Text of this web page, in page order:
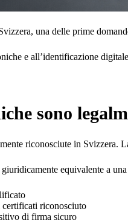
una delle prime
e all’identificazione
sono
riconosciute in Svizzera.
equivalente a
riconosciuto
di firma sicuro